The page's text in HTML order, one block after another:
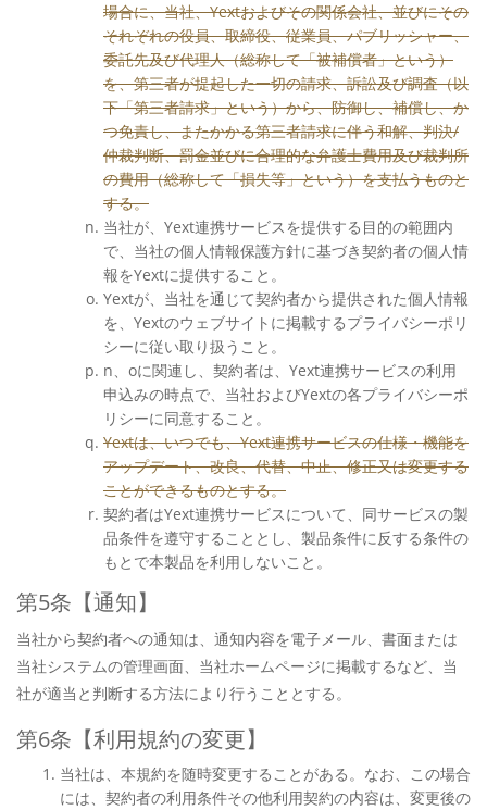
場合に、当社、Yextおよびその関係会社、並びにその
それぞれの役員、取締役、従業員、パブリッシャー、
委託先及び代理人（総称して「被補償者」という）
を、第三者が提起した一切の請求、訴訟及び調査（以
下「第三者請求」という）から、防御し、補償し、か
つ免責し、またかかる第三者請求に伴う和解、判決/
仲裁判断、罰金並びに合理的な弁護士費用及び裁判所
の費用（総称して「損失等」という）を支払うものと
する。
当社が、Yext連携サービスを提供する目的の範囲内
で、当社の個人情報保護方針に基づき契約者の個人情
報をYextに提供すること。
Yextが、当社を通じて契約者から提供された個人情報
を、Yextのウェブサイトに掲載するプライバシーポリ
シーに従い取り扱うこと。
n、oに関連し、契約者は、Yext連携サービスの利用
申込みの時点で、当社およびYextの各プライバシーポ
リシーに同意すること。
Yextは、いつでも、Yext連携サービスの仕様・機能を
アップデート、改良、代替、中止、修正又は変更する
ことができるものとする。
契約者はYext連携サービスについて、同サービスの製
品条件を遵守することとし、製品条件に反する条件の
もとで本製品を利用しないこと。
第5条【通知】
当社から契約者への通知は、通知内容を電子メール、書面または
当社システムの管理画面、当社ホームページに掲載するなど、当
社が適当と判断する方法により行うこととする。
第6条【利用規約の変更】
当社は、本規約を随時変更することがある。なお、この場合
には、契約者の利用条件その他利用契約の内容は、変更後の